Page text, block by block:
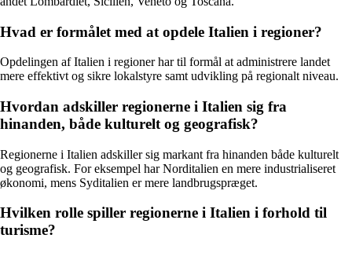
Hvad er formålet med at opdele Italien i regioner?
Opdelingen af Italien i regioner har til formål at administrere landet
mere effektivt og sikre lokalstyre samt udvikling på regionalt niveau.
Hvordan adskiller regionerne i Italien sig fra
hinanden, både kulturelt og geografisk?
Regionerne i Italien adskiller sig markant fra hinanden både kulturelt
og geografisk. For eksempel har Norditalien en mere industrialiseret
økonomi, mens Syditalien er mere landbrugspræget.
Hvilken rolle spiller regionerne i Italien i forhold til
turisme?